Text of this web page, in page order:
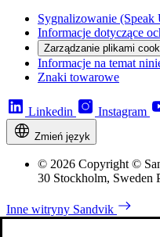
Sygnalizowanie (Speak
Informacje dotyczące
Zarządzanie plikami
Informacje na temat
Znaki towarowe
Linkedin Instagram
Zmień język
© 2026 Copyright ©
30 Stockholm, Sweden
Inne witryny Sandvik